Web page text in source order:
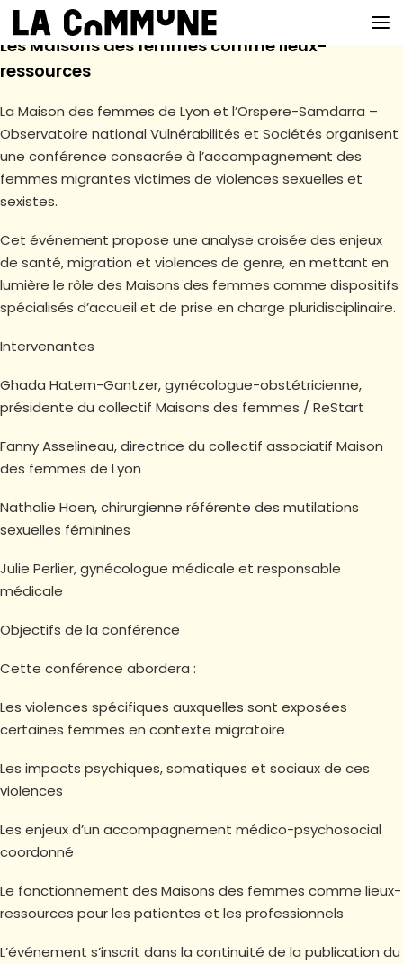
VOIR LA CARTE
CHEFS
BAR
PRIVATISER
RESERVER
Les Maisons des femmes comme lieux-
ressources
La Maison des femmes de Lyon et l’Orspere-Samdarra –
Observatoire national Vulnérabilités et Sociétés organisent
une conférence consacrée à l’accompagnement des
femmes migrantes victimes de violences sexuelles et
sexistes.
Cet événement propose une analyse croisée des enjeux
de santé, migration et violences de genre, en mettant en
lumière le rôle des Maisons des femmes comme dispositifs
spécialisés d’accueil et de prise en charge pluridisciplinaire.
Intervenantes
Ghada Hatem-Gantzer, gynécologue-obstétricienne,
présidente du collectif Maisons des femmes / ReStart
Fanny Asselineau, directrice du collectif associatif Maison
des femmes de Lyon
Nathalie Hoen, chirurgienne référente des mutilations
sexuelles féminines
Julie Perlier, gynécologue médicale et responsable
médicale
Objectifs de la conférence
Cette conférence abordera :
Les violences spécifiques auxquelles sont exposées
certaines femmes en contexte migratoire
Les impacts psychiques, somatiques et sociaux de ces
violences
Les enjeux d’un accompagnement médico-psychosocial
coordonné
Le fonctionnement des Maisons des femmes comme lieux-
ressources pour les patientes et les professionnels
L’événement s’inscrit dans la continuité de la publication du